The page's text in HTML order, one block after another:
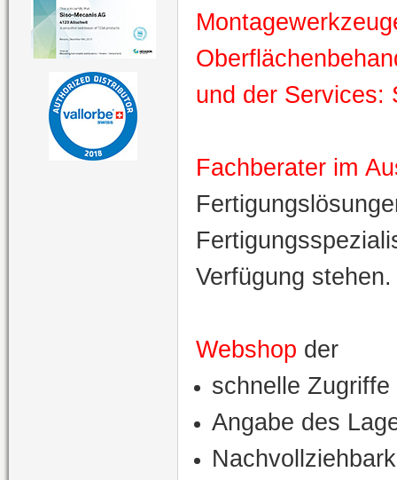
und der Services:
Fachberater im
Verfügung stehen.
Webshop der
schnelle
Angabe des